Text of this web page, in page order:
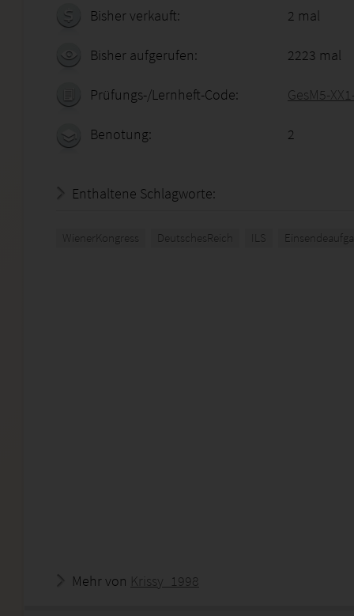
Bisher verkauft: 2 mal
Bisher aufgerufen: 2223 mal
Prüfungs-/Lernheft-Code: GesM5-
Benotung: 2
Enthaltene Schlagworte:
WienerKongress DeutschesReich ILS
Mehr von Krissy_1998